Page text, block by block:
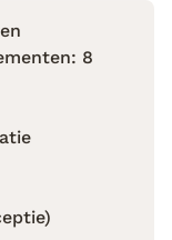
combineert
subtiel
komen hier
vol
of in een
de omgeving
8